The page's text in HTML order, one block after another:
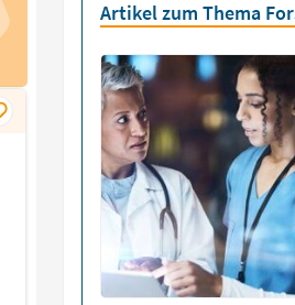
Artikel zum Thema